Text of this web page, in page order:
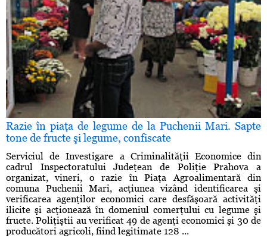
Razie în piaţa de legume de la Puchenii Mari. Sapte
tone de fructe şi legume, confiscate
Serviciul de Investigare a Criminalităţii Economice din
cadrul Inspectoratului Judeţean de Poliţie Prahova a
organizat, vineri, o razie în Piaţa Agroalimentară din
comuna Puchenii Mari, acţiunea vizând identificarea şi
verificarea agenţilor economici care desfăşoară activităţi
ilicite şi acţionează în domeniul comerţului cu legume şi
fructe. Poliţiştii au verificat 49 de agenţi economici şi 30 de
producători agricoli, fiind legitimate 128 ...